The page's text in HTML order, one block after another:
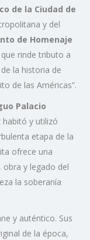
de la Ciudad de
y del
de Homenaje
rinde tributo a
la historia de
de las Américas”.
Palacio
habitó y utilizó
etapa de la
ofrece una
obra y legado del
la soberanía
y auténtico. Sus
de la época,